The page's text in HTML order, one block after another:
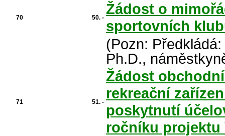
70 50. -
Žádost o
sportovních
(Pozn:
Ph.D.,
71 51. -
Žádost
rekreační
poskytnutí
ročníku